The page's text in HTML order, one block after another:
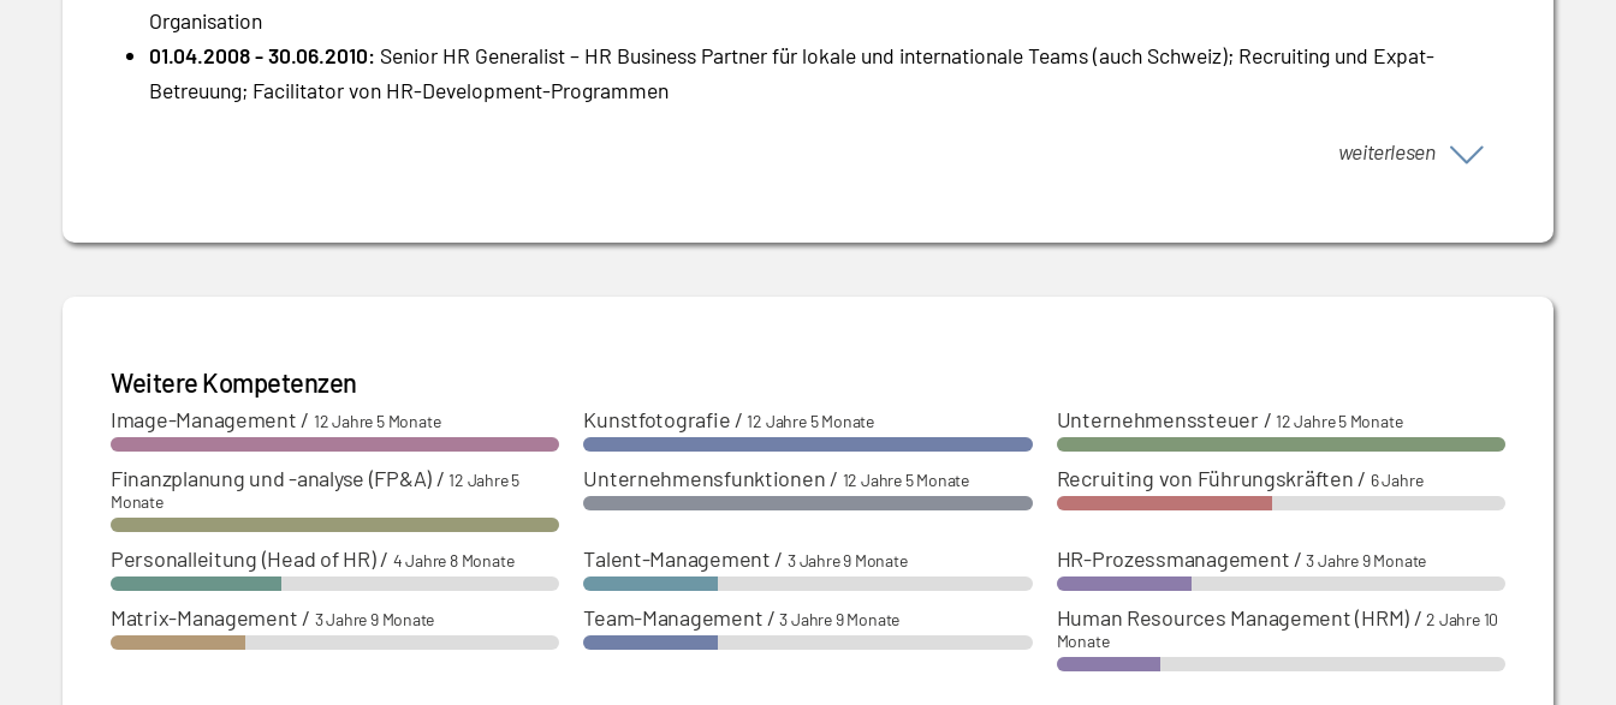
Organisation
01.04.2008 - 30.06.2010: Senior HR Generalist – HR Business Partner für lokale und internationale Teams (auch Schweiz); Recruiting und Expat-
Betreuung; Facilitator von HR-Development-Programmen
weiterlesen
Weitere Kompetenzen
Image-Management / 12 Jahre 5 Monate Kunstfotografie /12 Jahre 5 Monate Unternehmenssteuer/ 12 Jahre 5 Monate
Finanzplanung und -analyse (FP&A) /12 Jahre 5
Monate
Unternehmensfunktionen / 12 Jahre 5 Monate Recruiting von Führungskräften / 6 Jahre
Personalleitung (Head of HR)/ 4 Jahre 8 Monate Talent-Management / 3 Jahre 9 Monate HR-Prozessmanagement /3 Jahre 9 Monate
Matrix-Management / 3 Jahre 9 Monate Team-Management /3 Jahre 9 Monate Human Resources Management (HRM) /2 Jahre 10
Monate